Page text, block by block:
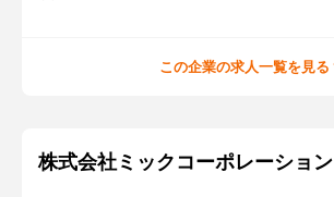
この企業の求人一覧を見る
株式会社ミックコーポレーション